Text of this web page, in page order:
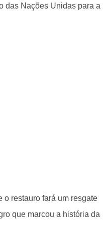
das Nações Unidas para a
o restauro fará um resgate
que marcou a história da